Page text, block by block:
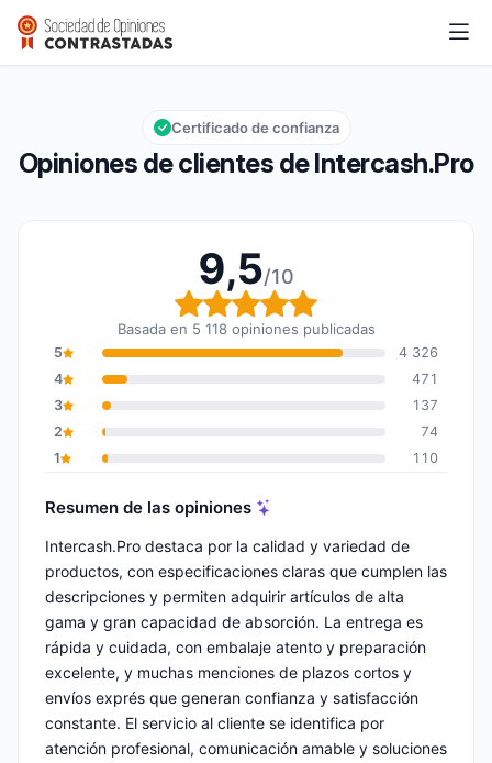
Intercash.Pro
Calificación global: 9,5 de 10
9,5/10
Opiniones de clientes de Intercash.Pro
Certificado de confianza
9,5/10
Calificación global: 9,5
Basada en 5 118 opiniones publicadas
5
4 326
4
471
3
137
2
74
1
110
Resumen de las opiniones
Intercash.Pro destaca por la calidad y variedad de
productos, con especificaciones claras que cumplen las
descripciones y permiten adquirir artículos de alta
gama y gran capacidad de absorción. La entrega es
rápida y cuidada, con embalaje atento y preparación
excelente, y muchas menciones de plazos cortos y
envíos exprés que generan confianza y satisfacción
constante. El servicio al cliente se identifica por
atención profesional, comunicación amable y soluciones